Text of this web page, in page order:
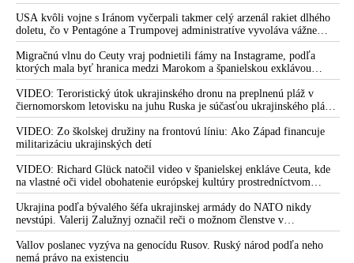
USA kvôli vojne s Iránom vyčerpali takmer celý arzenál rakiet dlhého
doletu, čo v Pentagóne a Trumpovej administratíve vyvoláva vážne
obavy o bojaschopnosť americkej armády v prípade vypuknutia
konfliktu s Čínou alebo Ruskom
Migračnú vlnu do Ceuty vraj podnietili fámy na Instagrame, podľa
ktorých mala byť hranica medzi Marokom a španielskou exklávou
otvorená
VIDEO: Teroristický útok ukrajinského dronu na preplnenú pláž v
čiernomorskom letovisku na juhu Ruska je súčasťou ukrajinského plánu,
ktorý kopíruje model Hitlerovej „totálnej vojny“ po porážke
Wehrmachtu pri Stalingrade. Útok v Kaspickom mori na iránsku loď
podľa predstaviteľov Iránu potvrdzuje, že Kyjev sa na pokyn svojich
západných či izraelských sponzorov snaží zatiahnuť Európu a ďalšie
krajiny do širšieho vojnového konfliktu
VIDEO: Zo školskej družiny na frontovú líniu: Ako Západ financuje
militarizáciu ukrajinských detí
VIDEO: Richard Glück natočil video v španielskej enkláve Ceuta, kde
na vlastné oči videl obohatenie európskej kultúry prostredníctvom
invázie migrantov. Takto by podľa neho vyzeralo Slovensko, keby mu
vládlo PS, Šimečka & spol.
Ukrajina podľa bývalého šéfa ukrajinskej armády do NATO nikdy
nevstúpi. Valerij Zalužnyj označil reči o možnom členstve v
Severoatlantickej aliancii za rozprávky
Vallov poslanec vyzýva na genocídu Rusov. Ruský národ podľa neho
nemá právo na existenciu